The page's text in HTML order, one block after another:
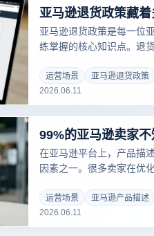
亚马逊退货政策是每一位
练掌握的核心知识点。退
表现。
运营场景 亚马逊退货政策
2026.06.11
在亚马逊平台上，产品描
因素之一。很多卖家在优
住。其实，一套优秀的亚
晰传递产品价值，还能有
愿。
运营场景 亚马逊产品描述
2026.06.11